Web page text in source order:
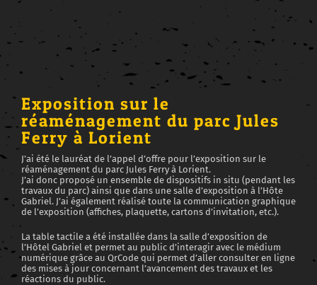
Exposition sur le
réaménagement du parc Jules
Ferry à Lorient
J’ai été le lauréat de l’appel d’offre pour l’exposition sur le
réaménagement du parc Jules Ferry à Lorient.
J’ai donc proposé un ensemble de dispositifs in situ (pendant les
travaux du parc) ainsi que dans une salle d’exposition à l’Hôte
Gabriel. J’ai également réalisé toute la communication graphique
de l’exposition (affiches, plaquette, cartons d’invitation, etc.).
La table tactile a été installée dans la salle d’exposition de
l’Hôtel Gabriel et permet au public d’interagir avec le médium
numérique grâce au QrCode qui permet d’aller consulter en ligne
des mises à jour concernant l’avancement des travaux et les
réactions du public.